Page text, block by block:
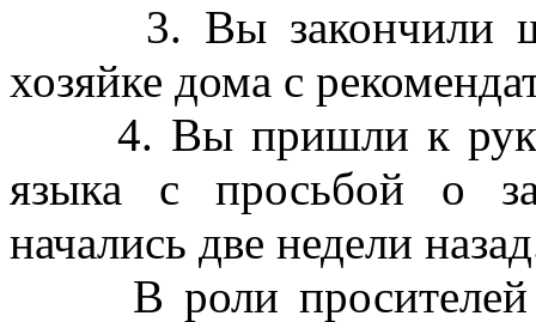
3. Вы закончили
хозяйке дома с
4. Вы пришли к
языка с просьбой о
начались две недели
В роли просителей